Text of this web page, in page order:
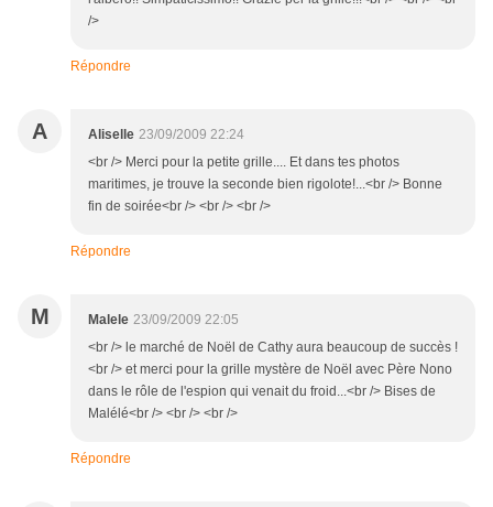
/>
Répondre
A Aliselle 23/09/2009 22:24
<br /> Merci pour la petite grille.... Et dans tes photos
maritimes, je trouve la seconde bien rigolote!...<br /> Bonne
fin de soirée<br /> <br /> <br />
Répondre
M Malele 23/09/2009 22:05
<br /> le marché de Noël de Cathy aura beaucoup de succès !
<br /> et merci pour la grille mystère de Noël avec Père Nono
dans le rôle de l'espion qui venait du froid...<br /> Bises de
Malélé<br /> <br /> <br />
Répondre